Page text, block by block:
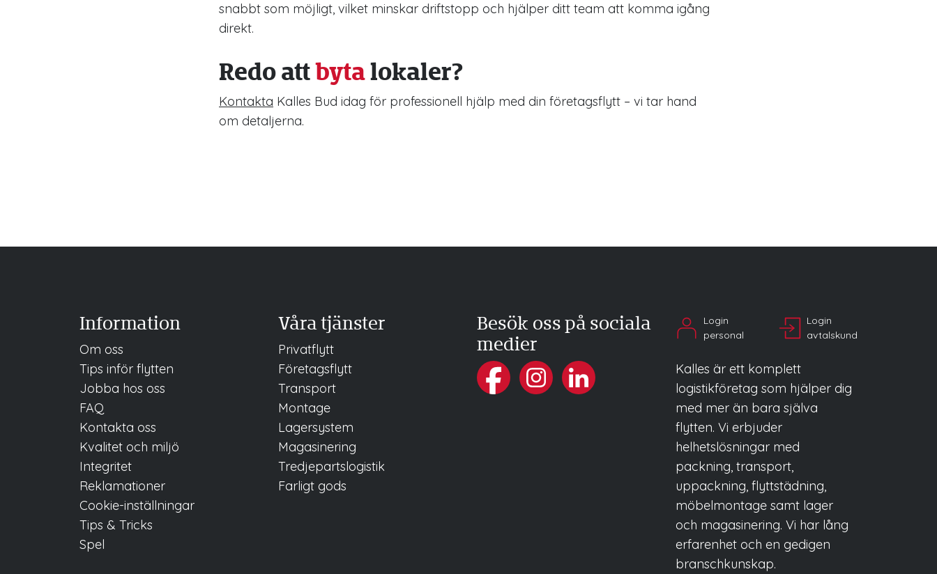
snabbt som möjligt, vilket minskar driftstopp och hjälper ditt team att komma igång
direkt.
Redo attbytalokaler?
Kontakta Kalles Bud idag för professionell hjälp med din företagsflytt – vi tar hand
om detaljerna.
Information
Om oss
Tips inför flytten
Jobba hos oss
FAQ
Kontakta oss
Kvalitet och miljö
Integritet
Reklamationer
Cookie-inställningar
Tips & Tricks
Spel
Våra tjänster
Privatflytt
Företagsflytt
Transport
Montage
Lagersystem
Magasinering
Tredjepartslogistik
Farligt gods
Besök oss på sociala
medier
Login
personal
Login
avtalskund
Kalles är ett komplett
logistikföretag som hjälper dig
med mer än bara själva
flytten. Vi erbjuder
helhetslösningar med
packning, transport,
uppackning, flyttstädning,
möbelmontage samt lager
och magasinering. Vi har lång
erfarenhet och en gedigen
branschkunskap.